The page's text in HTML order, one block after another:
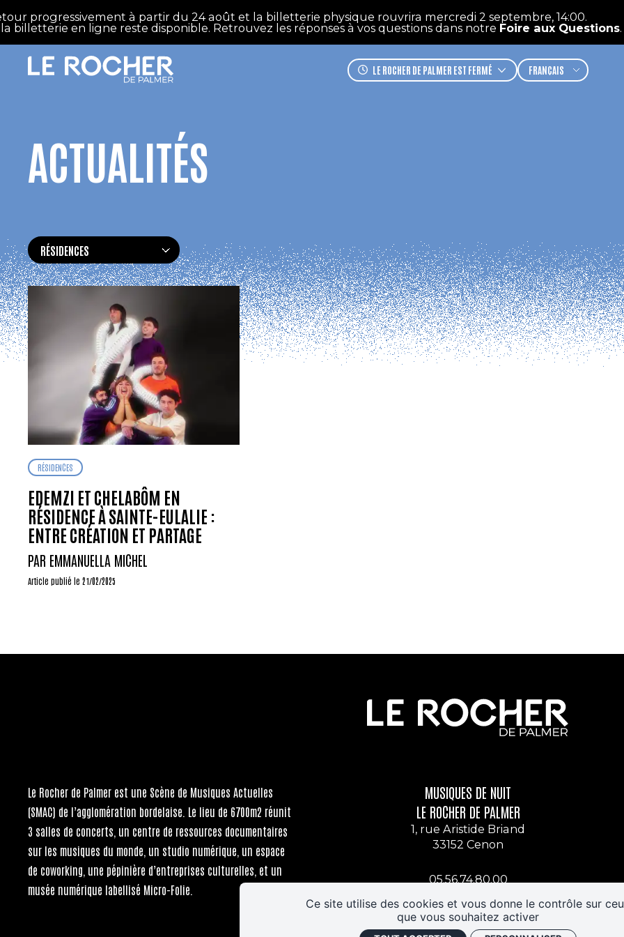
Ce site utilise des cookies et vous donne le contrôle sur
que vous souhaitez activer
progressivement à partir du 24 août et la billetterie physique rouvrira mercredi 2 septembre, 14:00.
en ligne reste disponible. Retrouvez les réponses à vos questions dans notreFoire aux Questions.
LE ROCHER DE PALMER EST FERMÉ
ACTUALITÉS
RÉSIDENCES
EDEMZI ET CHELABÔM EN
RÉSIDENCE À SAINTE-EULALIE :
ENTRE CRÉATION ET PARTAGE
PAR EMMANUELLA MICHEL
Article publié le 21/02/2025
Le Rocher de Palmer est une Scène de Musiques Actuelles
(SMAC) de l’agglomération bordelaise. Le lieu de 6700m2 réunit
3 salles de concerts, un centre de ressources documentaires
sur les musiques du monde, un studio numérique, un espace
de coworking, une pépinière d’entreprises culturelles, et un
musée numérique labellisé Micro-Folie.
MUSIQUES DE NUIT
LE ROCHER DE PALMER
1, rue Aristide Briand
33152 Cenon
05.56.74.80.00